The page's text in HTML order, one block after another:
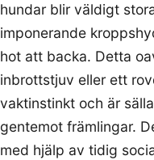
hundar blir väldigt
imponerande
hot att backa. Detta
inbrottstjuv eller ett
vaktinstinkt och är
gentemot främlingar.
med hjälp av tidig